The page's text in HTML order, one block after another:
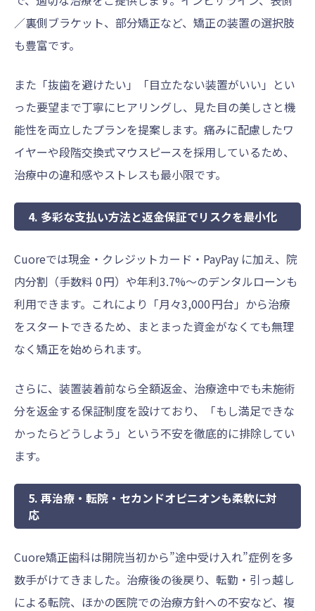
／裏側ブラケット、部分矯正など、矯正の装置の選択肢
も豊富です。
また「抜歯を避けたい」「目立たない装置がいい」とい
った要望まで丁寧にヒアリングし、見た目の美しさと機
能性を両立したプランを提案します。痛みに配慮したワ
イヤーや段階交換式マウスピースを採用しているため、
治療中の違和感やストレスも最小限です。
4. 多彩な支払い方法と返金保証でリスクを最小化
Cuoreでは現金・クレジットカード・PayPay に加え、院
内分割（手数料 0 円）や年利3.7%〜のデンタルローンも
利用できます。これにより「月々3,000 円台」から治療
をスタートできるため、まとまった資金がなくても無理
なく矯正を始められます。
さらに、装置装着前なら全額返金、治療途中でも未施術
分を返金する保証制度を設けており、「もし満足できな
かったらどうしよう」という不安を徹底的に排除してい
ます。
5. 再治療・転院・セカンドオピニオンも柔軟に対
応
Cuore矯正歯科は開院当初から”途中受け入れ”症例を多
数手がけてきました。治療後の後戻り、転勤・引っ越し
による転院、ほかの医院での治療方針への不安など、複